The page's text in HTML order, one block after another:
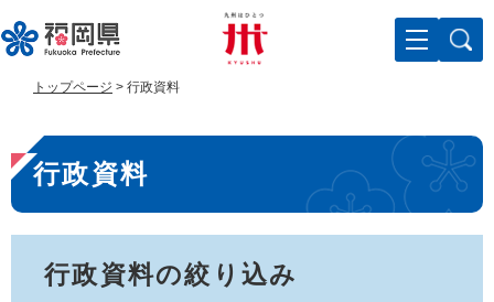
ー
ジ
で
す
ニ
ュ
ば
し
トップページ > 行政資料
本
文
行政資料
行政資料の絞り込み